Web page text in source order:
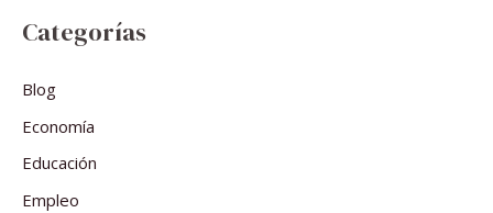
Categorías
Blog
Economía
Educación
Empleo